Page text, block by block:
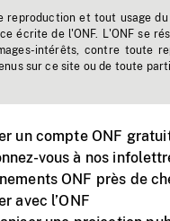
reproduction et tout usage
écrite de l'ONF. L'ONF se
intérêts, contre toute
sur ce site ou de toute
un compte ONF
vous à nos
ONF près de
avec l’ONF